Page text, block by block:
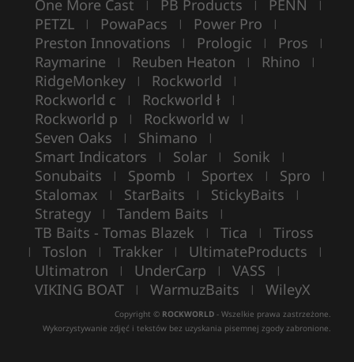
One More Cast | PB Products | PENN |
PETZL | PowaPacs | Power Pro |
Preston Innovations | Prologic | Pros |
Raymarine | Reuben Heaton | Rhino |
RidgeMonkey | Rockworld |
Rockworld c | Rockworld ł |
Rockworld p | Rockworld w |
Seven Oaks | Shimano |
Smart Indicators | Solar | Sonik |
Sonubaits | Spomb | Sportex | Spro |
Stalomax | StarBaits | StickyBaits |
Strategy | Tandem Baits |
TB Baits - Tomas Blazek | Tica | Tiross
| Toslon | Trakker | UltimateProducts |
Ultimatron | UnderCarp | VASS |
VIKING BOAT | WarmuzBaits | WileyX
Copyright © ROCKWORLD - Wszelkie prawa zastrzeżone.
Wykorzystywanie zdjęć i tekstów bez uzyskania pisemnej zgody zabronione.